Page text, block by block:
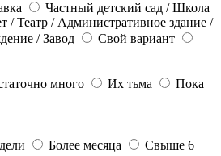
Частный детский сад / Школа
/ Театр / Административное здание /
/ Завод
Свой вариант
много Их тьма
Пока
Более месяца
Свыше 6